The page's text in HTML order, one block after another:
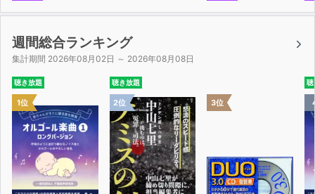
週間総合ランキング
集計期間 2026年08月02日 ～ 2026年08月08日
聴き放題
1位
聴き放題
2位 3位
聴